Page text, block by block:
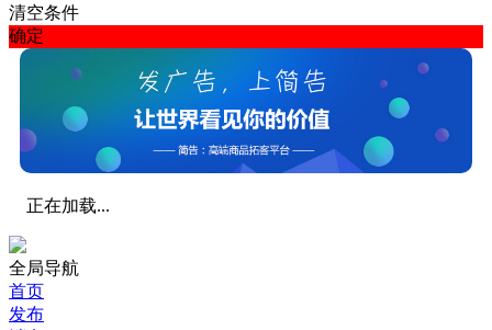
清空条件
确定
正在加载...
全局导航
首页
发布